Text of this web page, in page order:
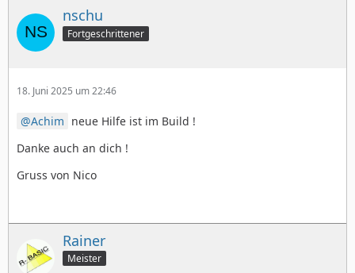
nschu
Fortgeschrittener
18. Juni 2025 um 22:46
Achim neue Hilfe ist im Build !
Danke auch an dich !
Gruss von Nico
Rainer
Meister